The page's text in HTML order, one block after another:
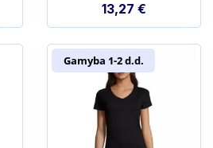
13,27 €
Gamyba 1-2 d.d.